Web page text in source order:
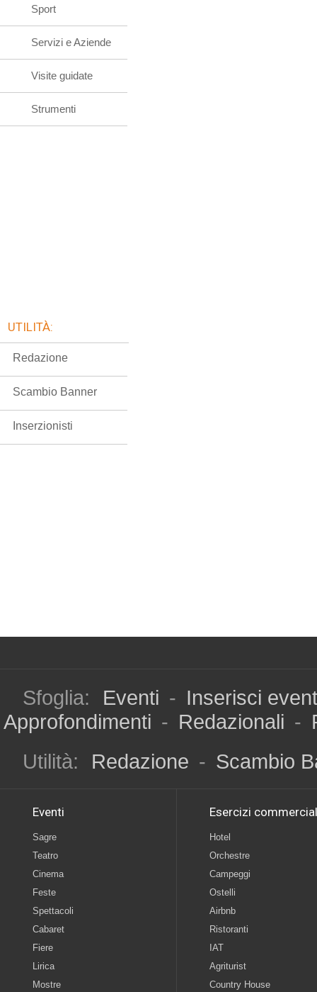
Sport
Servizi e Aziende
Visite guidate
Strumenti
UTILITÀ:
Redazione
Scambio Banner
Inserzionisti
Sfoglia: Eventi - Inserisci
Approfondimenti - Redazionali -
Utilità:
Redazione - Scambio
Eventi
Sagre
Teatro
Cinema
Feste
Spettacoli
Cabaret
Fiere
Lirica
Mostre
Esercizi
Hotel
Orchestre
Campeggi
Ostelli
Airbnb
Ristoranti
IAT
Agriturist
Country House